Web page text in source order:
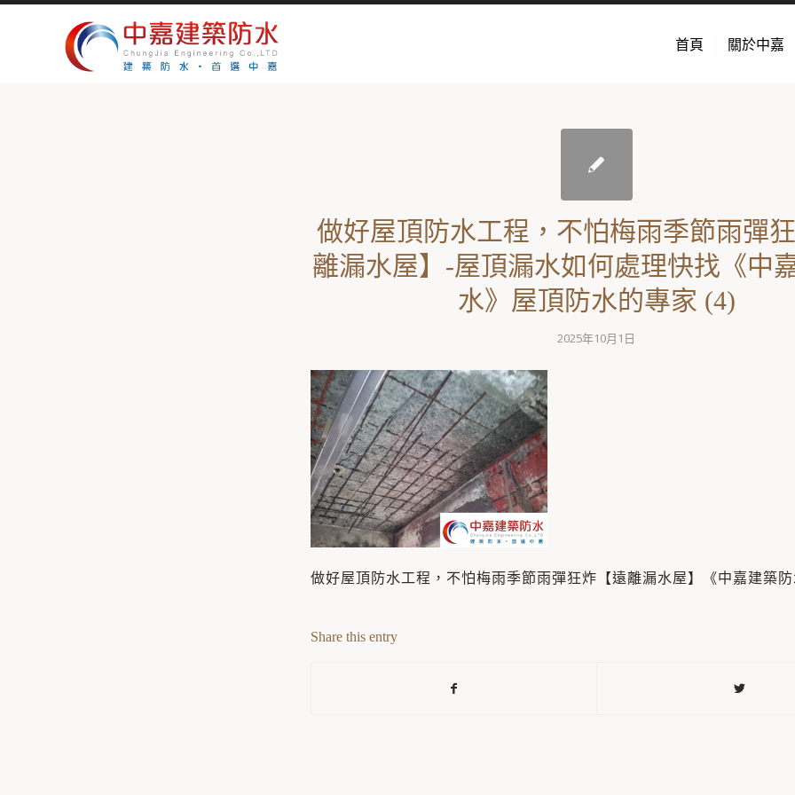
首頁 關於中嘉
做好屋頂防水工程，不怕梅雨季節雨彈
離漏水屋】-屋頂漏水如何處理快找《中
水》屋頂防水的專家 (4)
2025年10月1日
做好屋頂防水工程，不怕梅雨季節雨彈狂炸【遠離漏水屋】《中嘉建築
Share this entry